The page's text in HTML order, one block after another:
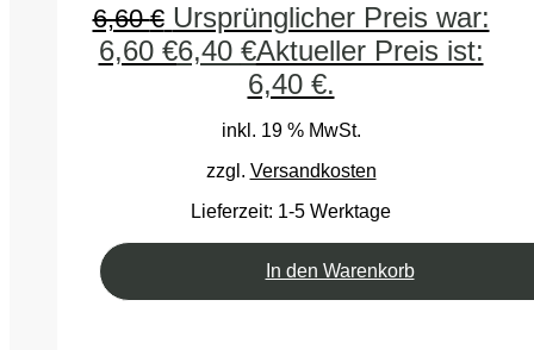
6,60€ Ursprünglicher Preis war:
6,60 €6,40 €Aktueller Preis ist:
6,40 €.
inkl. 19 % MwSt.
zzgl. Versandkosten
Lieferzeit: 1-5 Werktage
In den Warenkorb